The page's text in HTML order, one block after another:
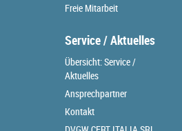
Freie Mitarbeit
Service / Aktuelles
Übersicht: Service /
Aktuelles
Ansprechpartner
Kontakt